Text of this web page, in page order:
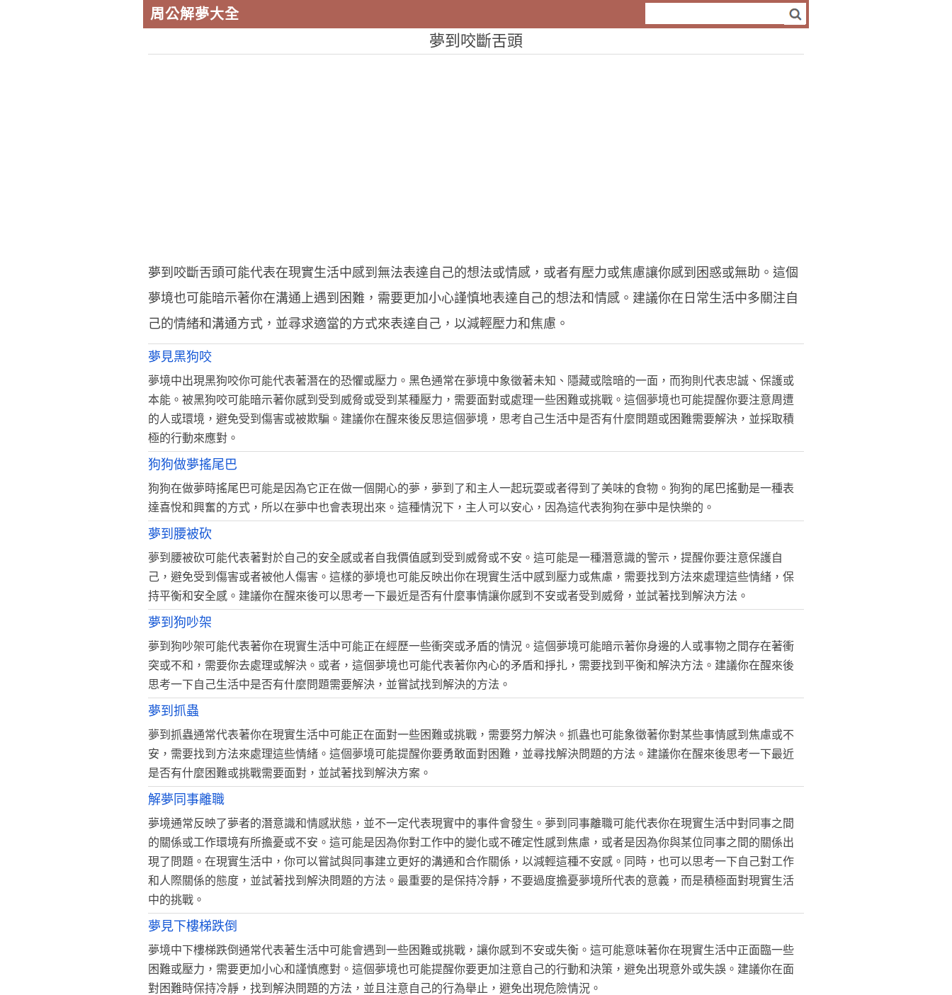
周公解夢大全
夢到咬斷舌頭
夢到咬斷舌頭可能代表在現實生活中感到無法表達自己的想法或情感，或者有壓力或焦慮讓你感到困惑或無助。這個
夢境也可能暗示著你在溝通上遇到困難，需要更加小心謹慎地表達自己的想法和情感。建議你在日常生活中多關注自
己的情緒和溝通方式，並尋求適當的方式來表達自己，以減輕壓力和焦慮。
夢見黑狗咬
夢境中出現黑狗咬你可能代表著潛在的恐懼或壓力。黑色通常在夢境中象徵著未知、隱藏或陰暗的一面，而狗則代表忠誠、保護或
本能。被黑狗咬可能暗示著你感到受到威脅或受到某種壓力，需要面對或處理一些困難或挑戰。這個夢境也可能提醒你要注意周遭
的人或環境，避免受到傷害或被欺騙。建議你在醒來後反思這個夢境，思考自己生活中是否有什麼問題或困難需要解決，並採取積
極的行動來應對。
狗狗做夢搖尾巴
狗狗在做夢時搖尾巴可能是因為它正在做一個開心的夢，夢到了和主人一起玩耍或者得到了美味的食物。狗狗的尾巴搖動是一種表
達喜悅和興奮的方式，所以在夢中也會表現出來。這種情況下，主人可以安心，因為這代表狗狗在夢中是快樂的。
夢到腰被砍
夢到腰被砍可能代表著對於自己的安全感或者自我價值感到受到威脅或不安。這可能是一種潛意識的警示，提醒你要注意保護自
己，避免受到傷害或者被他人傷害。這樣的夢境也可能反映出你在現實生活中感到壓力或焦慮，需要找到方法來處理這些情緒，保
持平衡和安全感。建議你在醒來後可以思考一下最近是否有什麼事情讓你感到不安或者受到威脅，並試著找到解決方法。
夢到狗吵架
夢到狗吵架可能代表著你在現實生活中可能正在經歷一些衝突或矛盾的情況。這個夢境可能暗示著你身邊的人或事物之間存在著衝
突或不和，需要你去處理或解決。或者，這個夢境也可能代表著你內心的矛盾和掙扎，需要找到平衡和解決方法。建議你在醒來後
思考一下自己生活中是否有什麼問題需要解決，並嘗試找到解決的方法。
夢到抓蟲
夢到抓蟲通常代表著你在現實生活中可能正在面對一些困難或挑戰，需要努力解決。抓蟲也可能象徵著你對某些事情感到焦慮或不
安，需要找到方法來處理這些情緒。這個夢境可能提醒你要勇敢面對困難，並尋找解決問題的方法。建議你在醒來後思考一下最近
是否有什麼困難或挑戰需要面對，並試著找到解決方案。
解夢同事離職
夢境通常反映了夢者的潛意識和情感狀態，並不一定代表現實中的事件會發生。夢到同事離職可能代表你在現實生活中對同事之間
的關係或工作環境有所擔憂或不安。這可能是因為你對工作中的變化或不確定性感到焦慮，或者是因為你與某位同事之間的關係出
現了問題。在現實生活中，你可以嘗試與同事建立更好的溝通和合作關係，以減輕這種不安感。同時，也可以思考一下自己對工作
和人際關係的態度，並試著找到解決問題的方法。最重要的是保持冷靜，不要過度擔憂夢境所代表的意義，而是積極面對現實生活
中的挑戰。
夢見下樓梯跌倒
夢境中下樓梯跌倒通常代表著生活中可能會遇到一些困難或挑戰，讓你感到不安或失衡。這可能意味著你在現實生活中正面臨一些
困難或壓力，需要更加小心和謹慎應對。這個夢境也可能提醒你要更加注意自己的行動和決策，避免出現意外或失誤。建議你在面
對困難時保持冷靜，找到解決問題的方法，並且注意自己的行為舉止，避免出現危險情況。